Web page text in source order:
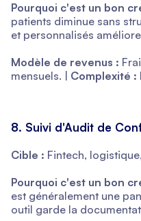
Pourquoi c'est un bon
patients diminue sans
et personnalisés
Modèle de revenus :
mensuels. | Complexité :
8. Suivi d'Audit de
Cible : Fintech,
Pourquoi c'est un bon
est généralement une
outil garde la